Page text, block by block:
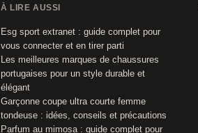
À LIRE AUSSI
Esg sport extranet : guide complet pour
vous connecter et en tirer parti
Les meilleures marques de chaussures
portugaises pour un style durable et
élégant
Garçonne coupe ultra courte femme
tondeuse : idées, conseils et précautions
Parfum au mimosa : guide complet pour